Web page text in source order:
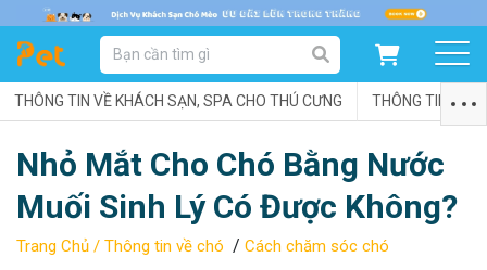
DANH MỤC SẢN PHẨM
SẢN PHẨM DÀNH CHO MÈO SẢN PHẨM DÀNH CHO CHÓ
SẨN PHẨM THEO THƯƠNG HIỆU
THÔNG TIN VỀ KHÁCH SẠN, SPA CHO THÚ CƯNG THÔNG TIN VỀ
Nhỏ Mắt Cho Chó Bằng Nước
Muối Sinh Lý Có Được Không?
Trang Chủ / Thông tin về chó / Cách chăm sóc chó